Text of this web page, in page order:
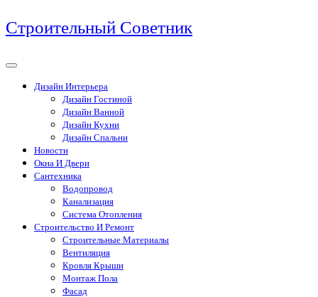
Перейти
к
Строительный Советник
Дизайн Интерьера
Дизайн Гостиной
Дизайн Ванной
Дизайн Кухни
Дизайн Спальни
Новости
Окна И Двери
Сантехника
Водопровод
Канализация
Система Отопления
Строительство И Ремонт
Строительные Материалы
Вентиляция
Кровля Крыши
Монтаж Пола
Фасад